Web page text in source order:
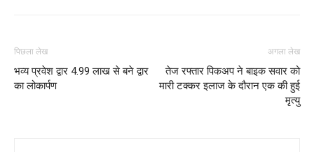
पिछला लेख
भव्य प्रवेश द्वार 4.99 लाख से बने द्वार
का लोकार्पण
अगला लेख
तेज रफ्तार पिकअप ने बाइक सवार को
मारी टक्कर इलाज के दौरान एक की हुई
मृत्यु